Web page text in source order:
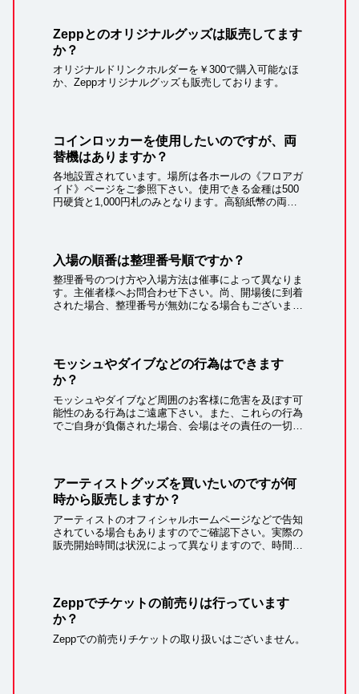
Zeppとのオリジナルグッズは販売してます
か？
オリジナルドリンクホルダーを￥300で購入可能なほ
か、Zeppオリジナルグッズも販売しております。
コインロッカーを使用したいのですが、両
替機はありますか？
各地設置されています。場所は各ホールの《フロアガ
イド》ページをご参照下さい。使用できる金種は500
円硬貨と1,000円札のみとなります。高額紙幣の両替
入場の順番は整理番号順ですか？
整理番号のつけ方や入場方法は催事によって異なりま
す。主催者様へお問合わせ下さい。尚、開場後に到着
された場合、整理番号が無効になる場合もございます
モッシュやダイブなどの行為はできます
か？
モッシュやダイブなど周囲のお客様に危害を及ぼす可
能性のある行為はご遠慮下さい。また、これらの行為
でご自身が負傷された場合、会場はその責任の一切を
アーティストグッズを買いたいのですが何
時から販売しますか？
アーティストのオフィシャルホームページなどで告知
されている場合もありますのでご確認下さい。実際の
販売開始時間は状況によって異なりますので、時間に
Zeppでチケットの前売りは行っています
か？
Zeppでの前売りチケットの取り扱いはございません。